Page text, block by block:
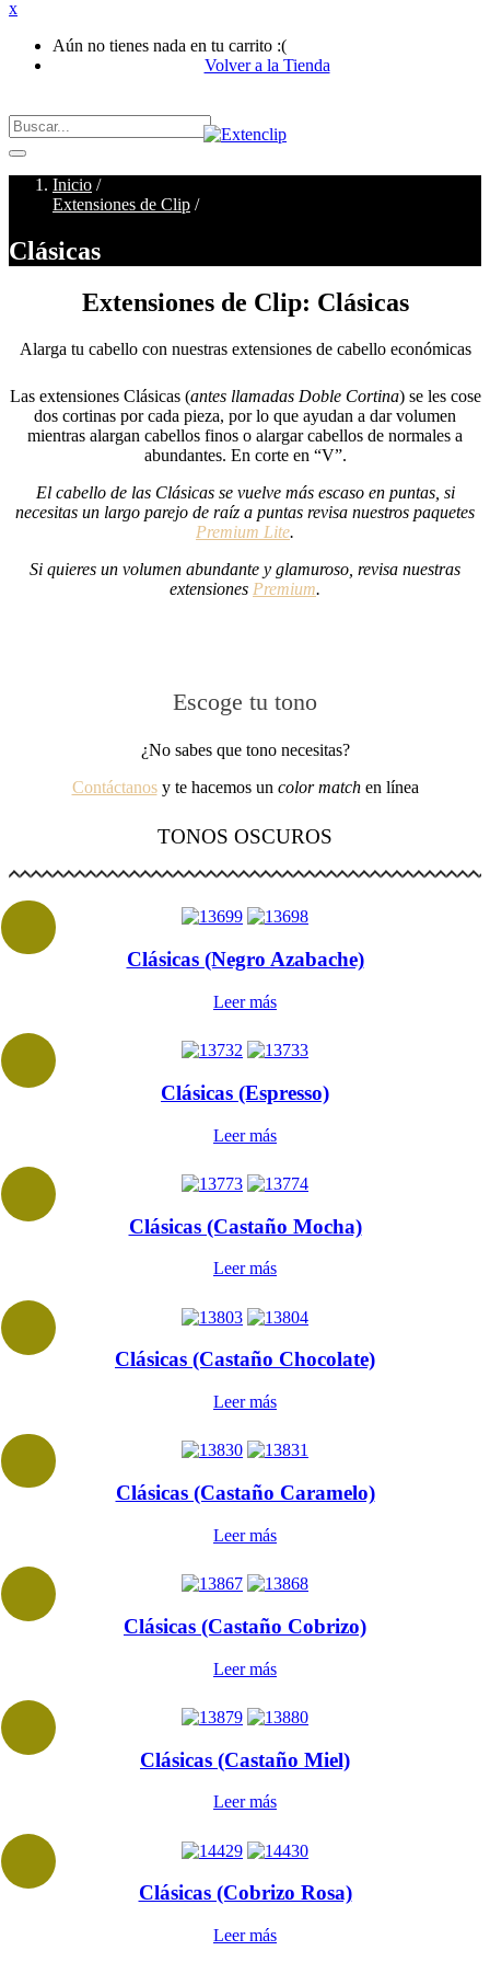
x
Aún no tienes nada en tu carrito :(
Volver a la Tienda
Inicio /
Extensiones de Clip /
Clásicas
Extensiones de Clip: Clásicas
Alarga tu cabello con nuestras extensiones de cabello económicas
Las extensiones Clásicas (antes llamadas Doble Cortina) se les cose
dos cortinas por cada pieza, por lo que ayudan a dar volumen
mientras alargan cabellos finos o alargar cabellos de normales a
abundantes. En corte en “V”.
El cabello de las Clásicas se vuelve más escaso en puntas, si
necesitas un largo parejo de raíz a puntas revisa nuestros paquetes
Premium Lite.
Si quieres un volumen abundante y glamuroso, revisa nuestras
extensiones Premium.
Escoge tu tono
¿No sabes que tono necesitas?
Contáctanosy te hacemos un color matchen línea
TONOS OSCUROS
Clásicas (Negro Azabache)
Leer más
Clásicas (Espresso)
Leer más
Clásicas (Castaño Mocha)
Leer más
Clásicas (Castaño Chocolate)
Leer más
Clásicas (Castaño Caramelo)
Leer más
Clásicas (Castaño Cobrizo)
Leer más
Clásicas (Castaño Miel)
Leer más
Clásicas (Cobrizo Rosa)
Leer más